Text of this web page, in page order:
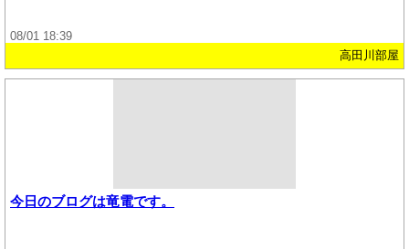
08/01 18:39
高田川部屋
今日のブログは竜電です。